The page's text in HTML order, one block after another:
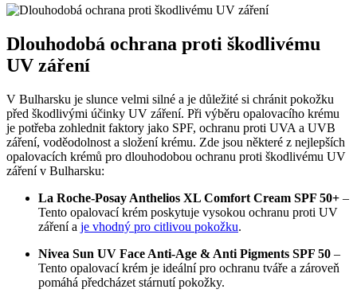
Dlouhodobá ochrana proti škodlivému
UV záření
V Bulharsku je slunce velmi silné a je důležité si chránit pokožku
před škodlivými účinky UV záření. Při výběru opalovacího krému
je potřeba zohlednit faktory jako SPF, ochranu proti UVA a UVB
záření, voděodolnost a složení krému. Zde jsou některé z nejlepších
opalovacích krémů pro dlouhodobou ochranu proti škodlivému UV
záření v Bulharsku:
La Roche-Posay Anthelios XL Comfort Cream SPF 50+ –
Tento opalovací krém poskytuje vysokou ochranu proti UV
záření a je vhodný pro citlivou pokožku.
Nivea Sun UV Face Anti-Age & Anti Pigments SPF 50 –
Tento opalovací krém je ideální pro ochranu tváře a zároveň
pomáhá předcházet stárnutí pokožky.